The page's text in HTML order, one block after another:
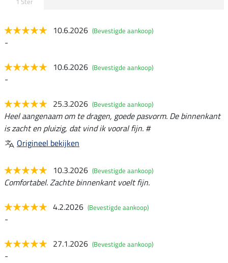
10.6.2026 (Bevestigde aankoop)
-
10.6.2026 (Bevestigde aankoop)
-
25.3.2026 (Bevestigde aankoop)
Heel aangenaam om te dragen, goede pasvorm. De binnenkant
is zacht en pluizig, dat vind ik vooral fijn. #
Origineel bekijken
10.3.2026 (Bevestigde aankoop)
Comfortabel. Zachte binnenkant voelt fijn.
4.2.2026 (Bevestigde aankoop)
-
27.1.2026 (Bevestigde aankoop)
-